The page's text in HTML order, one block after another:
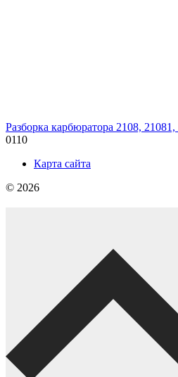
Разборка карбюратора 2108, 21081,
0110
Карта сайта
© 2026